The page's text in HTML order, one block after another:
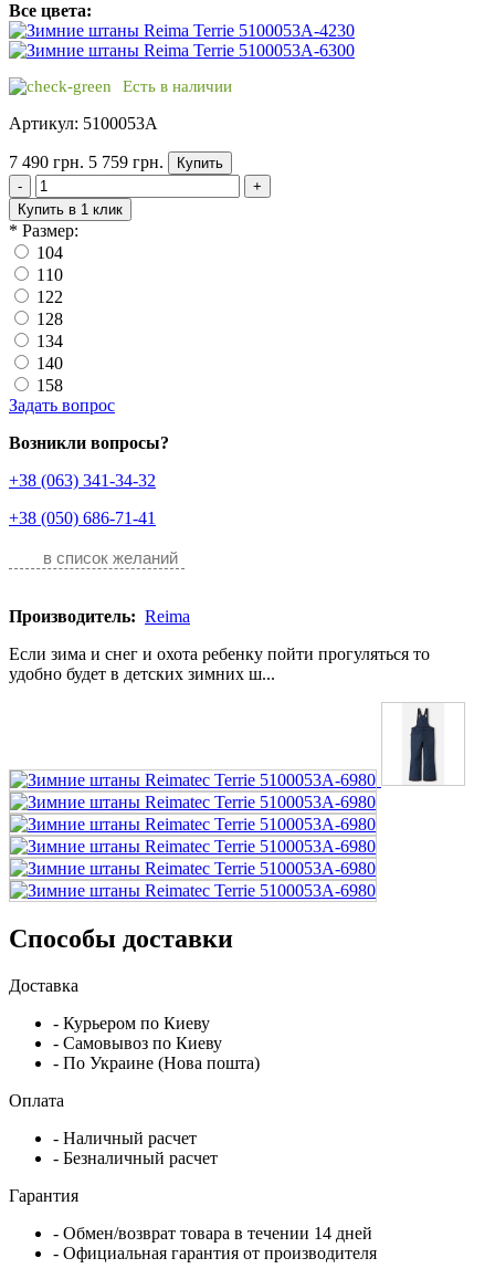
Все цвета:
Есть в наличии
Артикул: 5100053A
7 490 грн. 5 759 грн.
Купить
-
+
Купить в 1 клик
* Размер:
104
110
122
128
134
140
158
Задать вопрос
Возникли вопросы?
+38 (063) 341-34-32
+38 (050) 686-71-41
в список желаний
Производитель: Reima
Если зима и снег и охота ребенку пойти прогуляться то
удобно будет в детских зимних ш...
Способы доставки
Доставка
- Курьером по Киеву
- Самовывоз по Киеву
- По Украине (Нова пошта)
Оплата
- Наличный расчет
- Безналичный расчет
Гарантия
- Обмен/возврат товара в течении 14 дней
- Официальная гарантия от производителя